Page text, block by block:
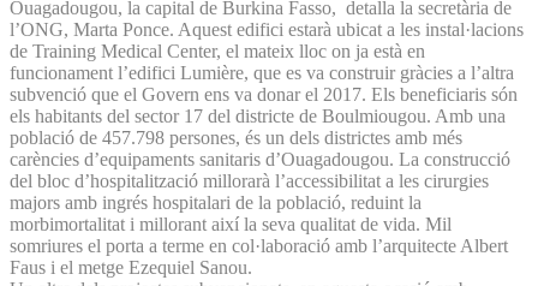
Ouagadougou, la capital de Burkina Fasso, detalla la secretària de
l’ONG, Marta Ponce. Aquest edifici estarà ubicat a les instal·lacions
de Training Medical Center, el mateix lloc on ja està en
funcionament l’edifici Lumière, que es va construir gràcies a l’altra
subvenció que el Govern ens va donar el 2017. Els beneficiaris són
els habitants del sector 17 del districte de Boulmiougou. Amb una
població de 457.798 persones, és un dels districtes amb més
carències d’equipaments sanitaris d’Ouagadougou. La construcció
del bloc d’hospitalització millorarà l’accessibilitat a les cirurgies
majors amb ingrés hospitalari de la població, reduint la
morbimortalitat i millorant així la seva qualitat de vida. Mil
somriures el porta a terme en col·laboració amb l’arquitecte Albert
Faus i el metge Ezequiel Sanou.